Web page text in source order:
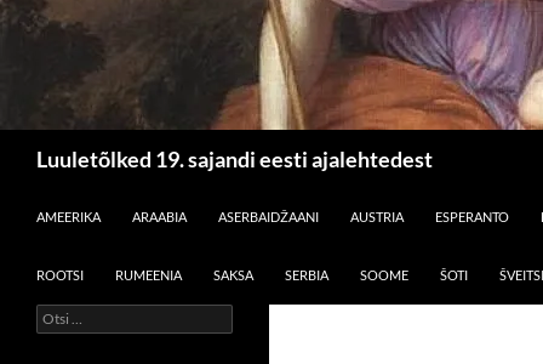
Luuletõlked 19. sajandi eesti ajalehtedest
AMEERIKA
ARAABIA ASERBAIDŽAANI AUSTRIA ESPERANTO
ROOTSI RUMEENIA SAKSA SERBIA SOOME ŠOTI ŠVEITSI
Otsi: